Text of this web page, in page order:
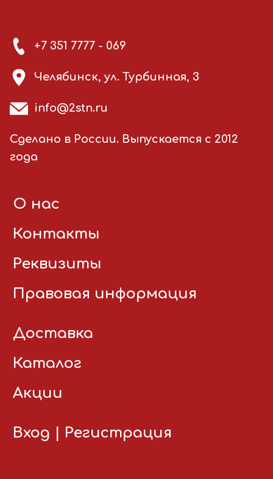
+7 351 7777 - 069
Челябинск, ул. Турбинная, 3
info@2stn.ru
Сделано в России. Выпускается с 2012
года
О нас
Контакты
Реквизиты
Правовая информация
Доставка
Каталог
Акции
Вход Регистрация